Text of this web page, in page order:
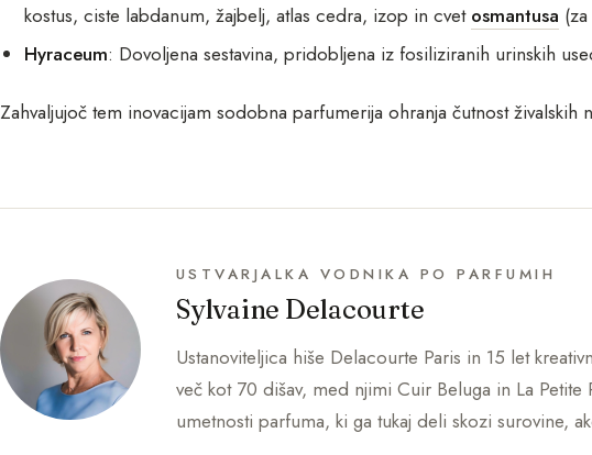
kostus, ciste labdanum, žajbelj, atlas cedra, izop in cvet osmantusa
Hyraceum: Dovoljena sestavina, pridobljena iz fosiliziranih urinskih
Zahvaljujoč tem inovacijam sodobna parfumerija ohranja čutnost živalskih
USTVARJALKA VODNIKA PO PARFUMIH
Sylvaine Delacourte
Ustanoviteljica hiše Delacourte Paris in 15 let
več kot 70 dišav, med njimi Cuir Beluga in La
umetnosti parfuma, ki ga tukaj deli skozi surovine,